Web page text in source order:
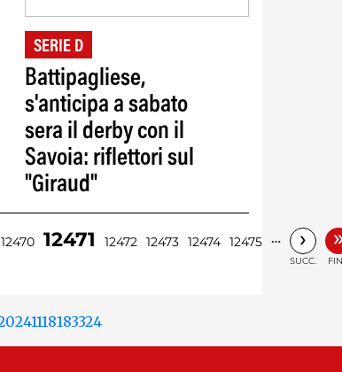
SERIE D
Battipagliese,
s'anticipa a sabato
sera il derby con il
Savoia: riflettori sul
"Giraud"
12470 12471 12472 12473 12474 12475 … ›
SUCC.